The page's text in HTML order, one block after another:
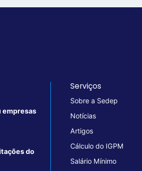
empresas
do
Serviços
Sobre a Sedep
Notícias
Artigos
Cálculo do IGPM
Salário Mínimo